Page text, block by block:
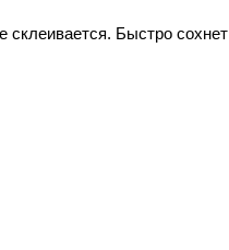
склеивается. Быстро сохнет